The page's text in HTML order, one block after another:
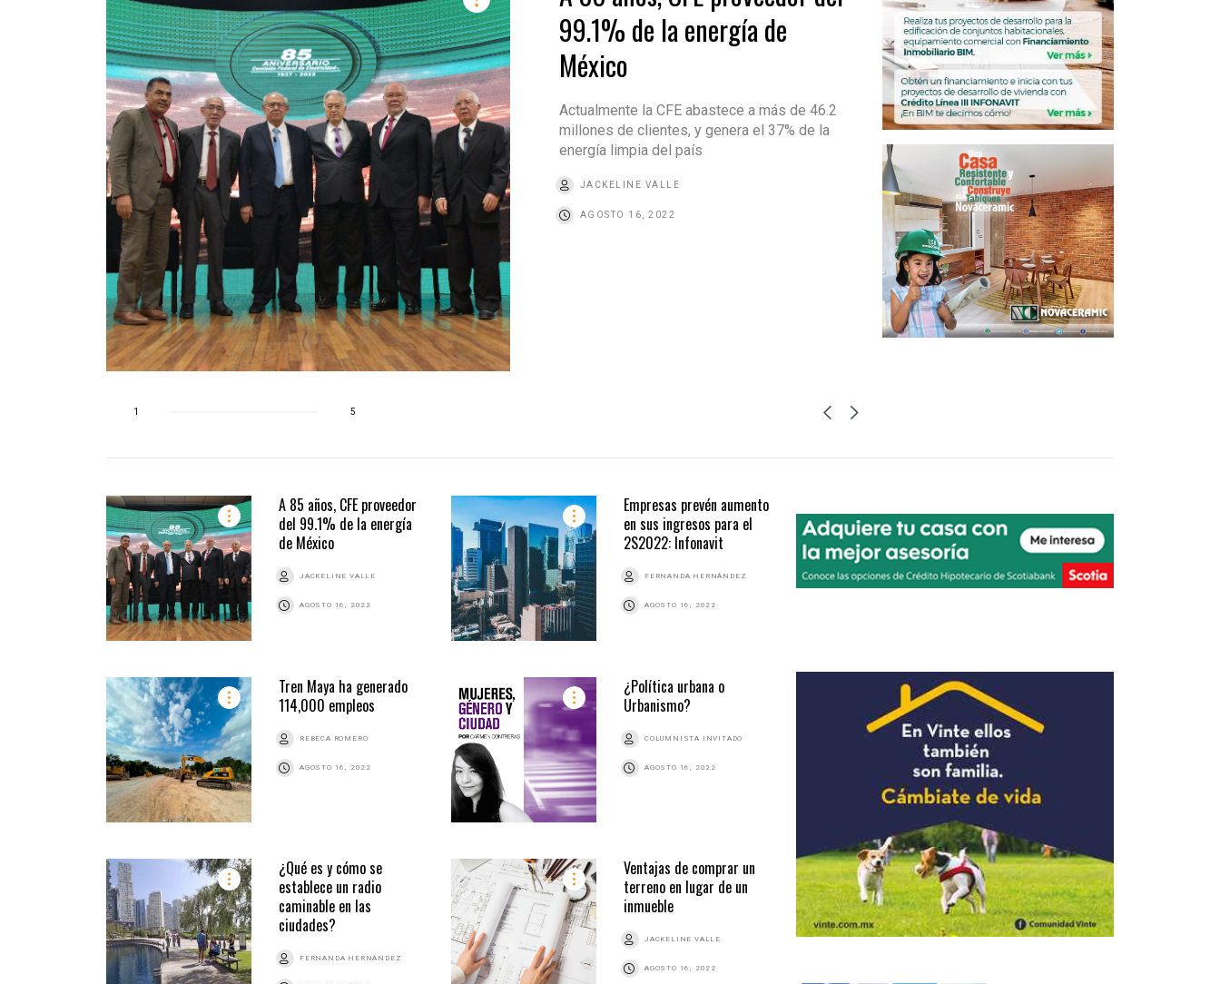
99.1% de la energía de
México
Actualmente la CFE abastece a más de 46.2
millones de clientes, y genera el 37% de la
energía limpia del país
JACKELINE VALLE
AGOSTO 16, 2022
1 5
A 85 años, CFE proveedor
del 99.1% de la energía
de México
JACKELINE VALLE
AGOSTO 16, 2022
Empresas prevén aumento
en sus ingresos para el
2S2022: Infonavit
FERNANDA HERNÁNDEZ
AGOSTO 16, 2022
Tren Maya ha generado
114,000 empleos
REBECA ROMERO
AGOSTO 16, 2022
¿Política urbana o
Urbanismo?
COLUMNISTA INVITADO
AGOSTO 16, 2022
¿Qué es y cómo se
establece un radio
caminable en las
ciudades?
FERNANDA HERNÁNDEZ
Ventajas de comprar un
terreno en lugar de un
inmueble
JACKELINE VALLE
AGOSTO 16, 2022